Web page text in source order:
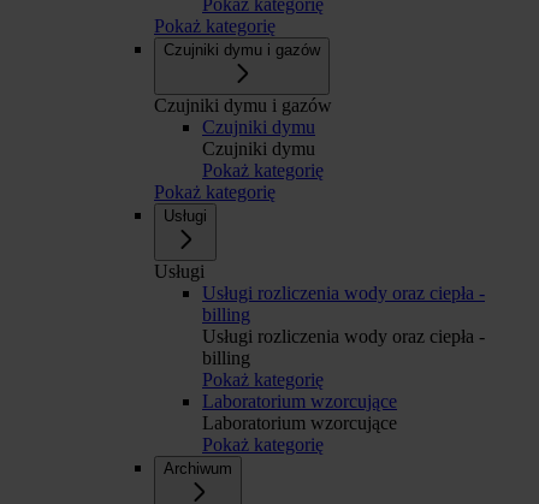
Pokaż kategorię
Pokaż kategorię
Czujniki dymu i gazów
Czujniki dymu i gazów
Czujniki dymu
Czujniki dymu
Pokaż kategorię
Pokaż kategorię
Usługi
Usługi
Usługi rozliczenia wody oraz ciepła -
billing
Usługi rozliczenia wody oraz ciepła -
billing
Pokaż kategorię
Laboratorium wzorcujące
Laboratorium wzorcujące
Pokaż kategorię
Archiwum